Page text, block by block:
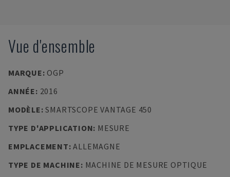
Vue d'ensemble
MARQUE: OGP
ANNÉE: 2016
MODÈLE:SMARTSCOPE VANTAGE 450
TYPE D'APPLICATION: MESURE
EMPLACEMENT:ALLEMAGNE
TYPE DE MACHINE: MACHINE DE MESURE OPTIQUE